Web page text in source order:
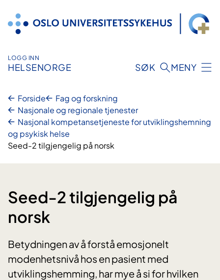
innhold
LOGG INN
HELSENORGE SØK MENY
Forside
Fag og forskning
Nasjonale og regionale tjenester
Nasjonal kompetansetjeneste for utviklingshemning
og psykisk helse
Seed-2 tilgjengelig på norsk
Seed-2 tilgjengelig på
norsk
Betydningen av å forstå emosjonelt
modenhetsnivå hos en pasient med
utviklingshemming, har mye å si for hvilken